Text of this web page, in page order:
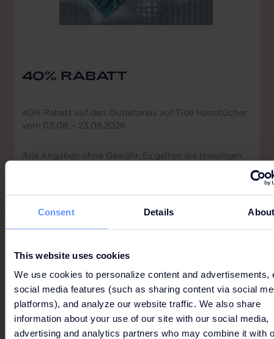
Consent Details About
This website uses cookies
We use cookies to personalize content and advertisements,
social media features (such as sharing content via social
platforms), and analyze our website traffic. We also share
information about your use of our site with our social media,
advertising and analytics partners who may combine it with
40% RABATT
40% Rabatt auf den Outletpreis auf Tide Handtücher
vom 03.08. - 23.08.2026
Alle Angaben ohne Gewähr. Es gelten die jeweiligen